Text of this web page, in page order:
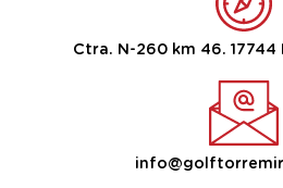
Ctra. N-260 km 46.